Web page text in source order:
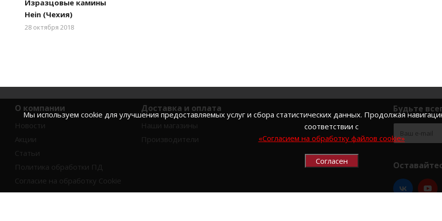
Мы используем cookie для улучшения предоставляемых услуг и сбора статистических данных. Продолжая
соответствии с
«Согласием на обработку файлов cookie»
Согласен
Изразцовые камины
Hein (Чехия)
28 октября 2018
О компании
Новости
Акции
Статьи
Политика обработки ПД
Согласие на обработку Cookie
Доставка и оплата
Наши магазины
Производители
Будьте